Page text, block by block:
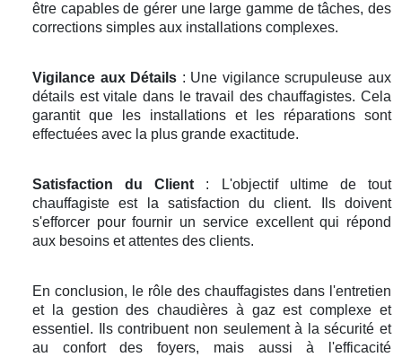
être capables de gérer une large gamme de tâches, des
corrections simples aux installations complexes.
Vigilance aux Détails : Une vigilance scrupuleuse aux
détails est vitale dans le travail des chauffagistes. Cela
garantit que les installations et les réparations sont
effectuées avec la plus grande exactitude.
Satisfaction du Client: L'objectif ultime de tout
chauffagiste est la satisfaction du client. Ils doivent
s'efforcer pour fournir un service excellent qui répond
aux besoins et attentes des clients.
En conclusion, le rôle des chauffagistes dans l'entretien
et la gestion des chaudières à gaz est complexe et
essentiel. Ils contribuent non seulement à la sécurité et
au confort des foyers, mais aussi à l'efficacité